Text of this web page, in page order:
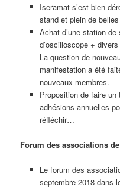
Iseramat s’est bien
stand et plein de
Achat d’une station
d’oscilloscope +
La question de
manifestation a été
nouveaux membres.
Proposition de faire
adhésions annuelles
réfléchir…
Forum des associations
Le forum des
septembre 2018 dans